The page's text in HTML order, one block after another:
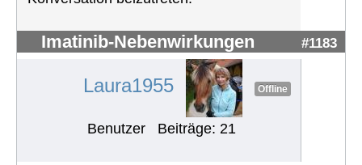
Imatinib-Nebenwirkungen #1183
Laura1955 Offline
Benutzer Beiträge: 21